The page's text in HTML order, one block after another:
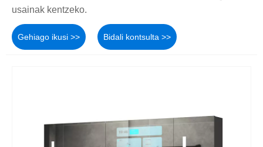
usainak kentzeko.
Gehiago ikusi >> Bidali kontsulta >>